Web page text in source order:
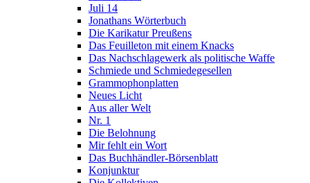
Juli 14
Jonathans Wörterbuch
Die Karikatur Preußens
Das Feuilleton mit einem Knacks
Das Nachschlagewerk als politische Waffe
Schmiede und Schmiedegesellen
Grammophonplatten
Neues Licht
Aus aller Welt
Nr. 1
Die Belohnung
Mir fehlt ein Wort
Das Buchhändler-Börsenblatt
Konjunktur